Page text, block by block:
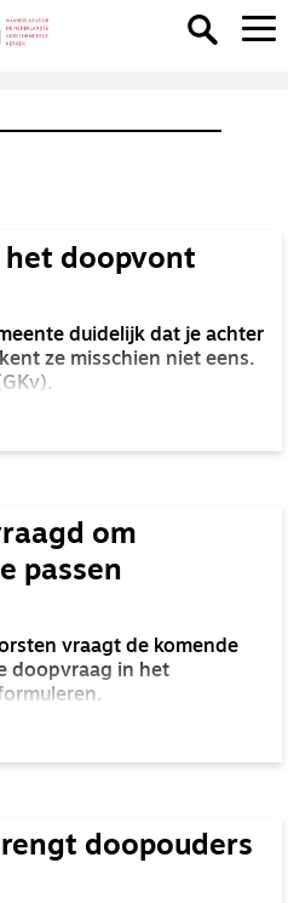
doopvont
duidelijk dat je achter
ze misschien niet eens.
om
passen
vraagt de komende
doopvraag in het
doopouders